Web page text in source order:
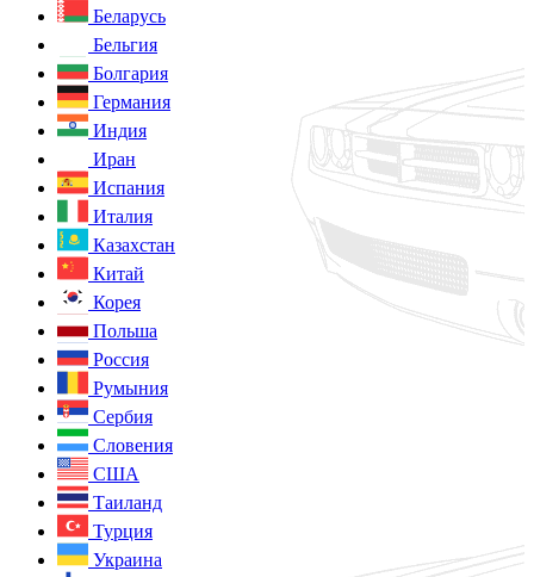
Беларусь
Бельгия
Болгария
Германия
Индия
Иран
Испания
Италия
Казахстан
Китай
Корея
Польша
Россия
Румыния
Сербия
Словения
США
Таиланд
Турция
Украина